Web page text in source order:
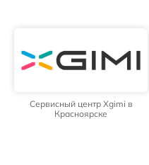
Сервисный центр Xgimi в
Красноярске